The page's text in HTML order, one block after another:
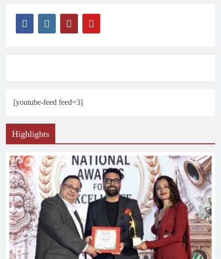
[youtube-feed feed=3]
Highlights